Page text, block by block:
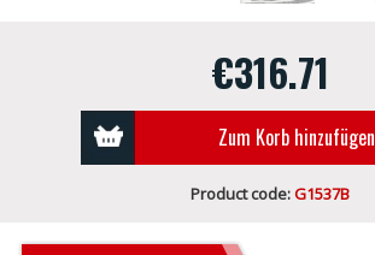
€316.71
Zum Korb hinzufügen
Product code:G1537B